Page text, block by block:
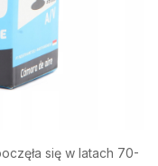
się w latach 70-